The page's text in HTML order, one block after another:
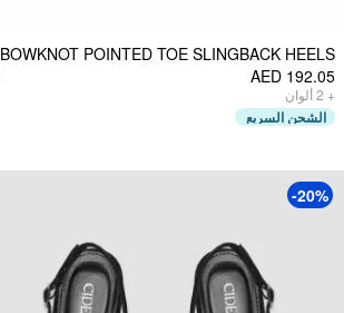
BOWKNOT POINTED TOE SLINGBACK HEELS
AED 192.05
+
2ألوان
الشحن السريع
-20%